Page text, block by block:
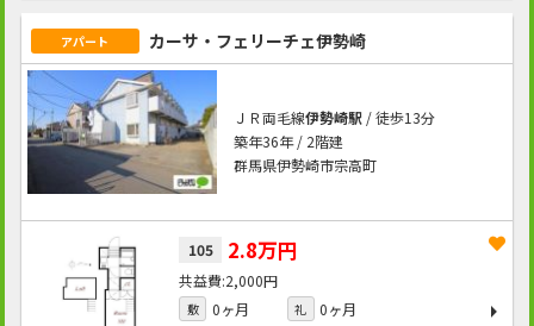
アパート カーサ・フェリーチェ伊勢崎
ＪＲ両毛線伊勢崎駅/ 徒歩13分
築年36年 / 2階建
群馬県伊勢崎市宗高町
105 2.8万円
2,000円
敷 0ヶ月 礼
0ヶ月